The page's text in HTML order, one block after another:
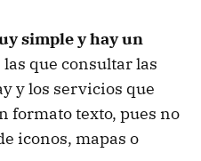
simple y hay un
las que consultar las
y los servicios que
formato texto, pues no
iconos, mapas o